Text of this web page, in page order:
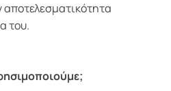
αποτελεσματικότητα
του.